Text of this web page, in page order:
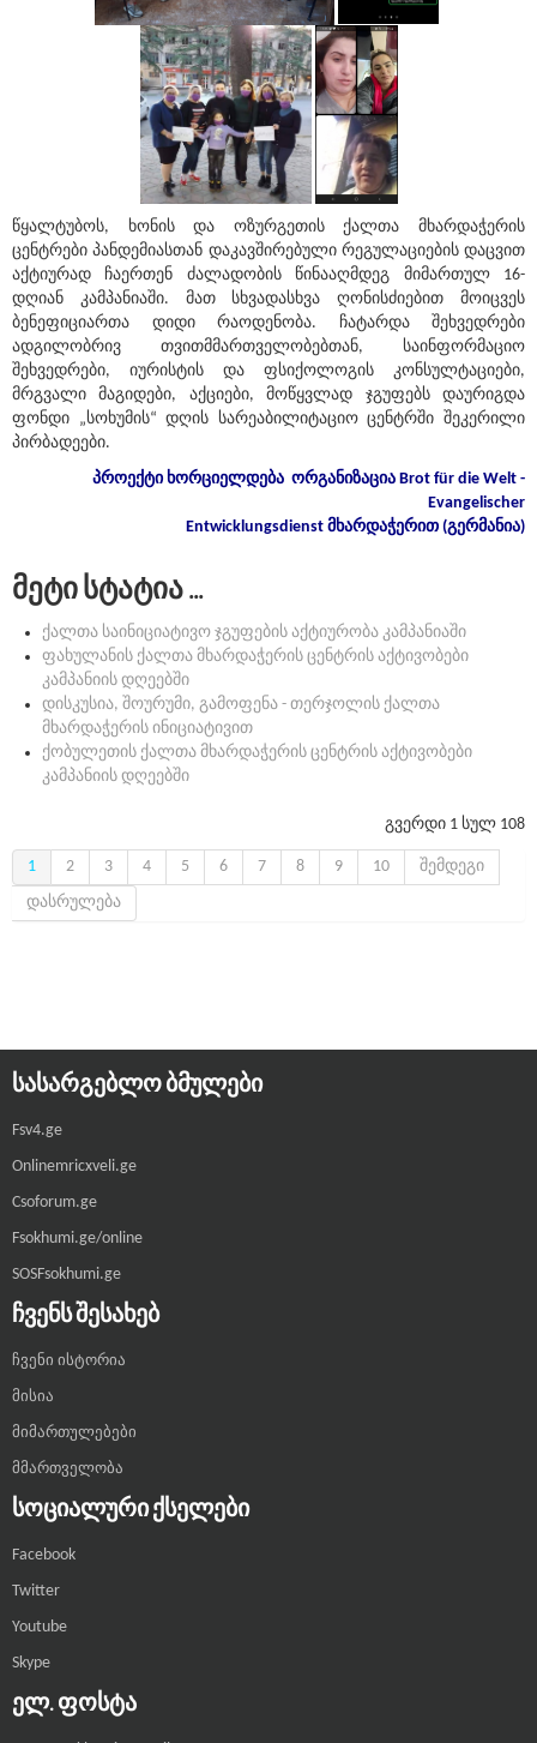
წყალტუბოს, ხონის და ოზურგეთის ქალთა მხარდაჭერის
ცენტრები პანდემიასთან დაკავშირებული რეგულაციების დაცვით
აქტიურად ჩაერთენ ძალადობის წინააღმდეგ მიმართულ 16-
დღიან კამპანიაში. მათ სხვადასხვა ღონისძიებით მოიცვეს
ბენეფიციართა დიდი რაოდენობა. ჩატარდა შეხვედრები
ადგილობრივ თვითმმართველობებთან, საინფორმაციო
შეხვედრები, იურისტის და ფსიქოლოგის კონსულტაციები,
მრგვალი მაგიდები, აქციები, მოწყვლად ჯგუფებს დაურიგდა
ფონდი „სოხუმის“ დღის სარეაბილიტაციო ცენტრში შეკერილი
პირბადეები.
პროექტი ხორციელდება ორგანიზაცია Brot für die Welt -
Evangelischer
Entwicklungsdienst მხარდაჭერით (გერმანია)
მეტი სტატია ...
ქალთა საინიციატივო ჯგუფების აქტიურობა კამპანიაში
ფახულანის ქალთა მხარდაჭერის ცენტრის აქტივობები
კამპანიის დღეებში
დისკუსია, შოურუმი, გამოფენა - თერჯოლის ქალთა
მხარდაჭერის ინიციატივით
ქობულეთის ქალთა მხარდაჭერის ცენტრის აქტივობები
კამპანიის დღეებში
გვერდი 1 სულ 108
1 2 3 4 5 6 7 8 9 10
შემდეგი
დასრულება
ᲡᲐᲡᲐᲠᲒᲔᲑᲚᲝ ᲑᲛᲣᲚᲔᲑᲘ
Fsv4.ge
Onlinemricxveli.ge
Csoforum.ge
Fsokhumi.ge/online
SOSFsokhumi.ge
ᲩᲕᲔᲜᲡ ᲨᲔᲡᲐᲮᲔᲑ
ჩვენი ისტორია
მისია
მიმართულებები
მმართველობა
ᲡᲝᲪᲘᲐᲚᲣᲠᲘ ᲥᲡᲔᲚᲔᲑᲘ
Facebook
Twitter
Youtube
Skype
ᲔᲚ. ᲤᲝᲡᲢᲐ